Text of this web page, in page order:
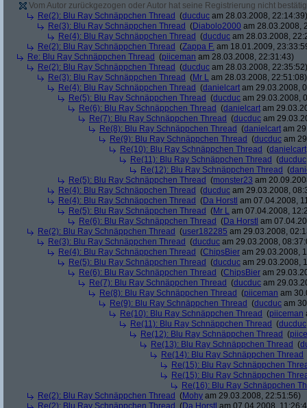
Vom Autor zurückgezogen oder Autor hat seine Registrierung nicht
Re(2): Blu Ray Schnäppchen Thread (ducduc am 28.03.2008, 22:14:39)
Re(3): Blu Ray Schnäppchen Thread (Diabolo2000 am 28.03.2008,
Re(4): Blu Ray Schnäppchen Thread (ducduc am 28.03.2008,
Re(2): Blu Ray Schnäppchen Thread (Zappa F. am 18.01.2009,
Re: Blu Ray Schnäppchen Thread (piiceman am 28.03.2008, 22:31:43)
Re(2): Blu Ray Schnäppchen Thread (ducduc am 28.03.2008, 22:35:52)
Re(3): Blu Ray Schnäppchen Thread (Mr L am 28.03.2008, 22:51:08)
Re(4): Blu Ray Schnäppchen Thread (danielcart am 29.03.2008,
Re(5): Blu Ray Schnäppchen Thread (ducduc am 29.03.2008,
Re(6): Blu Ray Schnäppchen Thread (danielcart am
Re(7): Blu Ray Schnäppchen Thread (ducduc am
Re(8): Blu Ray Schnäppchen Thread (danielcart am
Re(9): Blu Ray Schnäppchen Thread (ducduc am
Re(10): Blu Ray Schnäppchen Thread (danielcart
Re(11): Blu Ray Schnäppchen Thread (ducduc
Re(12): Blu Ray Schnäppchen Thread (
Re(5): Blu Ray Schnäppchen Thread (monster23 am
Re(4): Blu Ray Schnäppchen Thread (ducduc am 29.03.2008,
Re(4): Blu Ray Schnäppchen Thread (Da Horstl am 07.04.2008,
Re(5): Blu Ray Schnäppchen Thread (Mr L am 07.04.2008,
Re(6): Blu Ray Schnäppchen Thread (Da Horstl am
Re(2): Blu Ray Schnäppchen Thread (user182285 am 29.03.2008,
Re(3): Blu Ray Schnäppchen Thread (ducduc am 29.03.2008,
Re(4): Blu Ray Schnäppchen Thread (ChipsBier am 29.03.2008,
Re(5): Blu Ray Schnäppchen Thread (ducduc am 29.03.2008,
Re(6): Blu Ray Schnäppchen Thread (ChipsBier am
Re(7): Blu Ray Schnäppchen Thread (ducduc am
Re(8): Blu Ray Schnäppchen Thread (piiceman am
Re(9): Blu Ray Schnäppchen Thread (ducduc am
Re(10): Blu Ray Schnäppchen Thread (piiceman
Re(11): Blu Ray Schnäppchen Thread (ducduc
Re(12): Blu Ray Schnäppchen Thread (
Re(13): Blu Ray Schnäppchen Thread (
Re(14): Blu Ray Schnäppchen Thread
Re(15): Blu Ray Schnäppchen
Re(15): Blu Ray Schnäppchen
Re(16): Blu Ray Schnäppchen
Re(2): Blu Ray Schnäppchen Thread (Mohy am 29.03.2008, 22:51:56)
Re(2): Blu Ray Schnäppchen Thread (Da Horstl am 07.04.2008,